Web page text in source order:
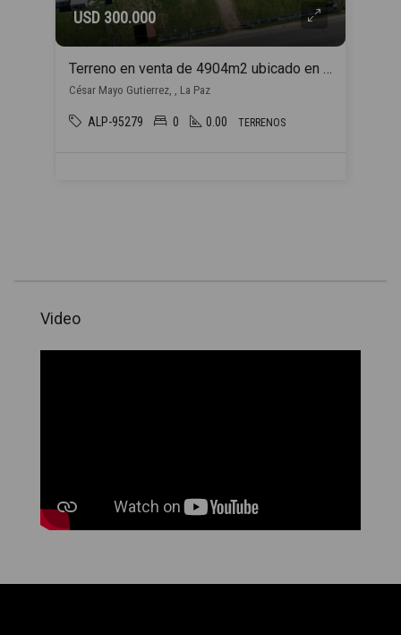
USD 300.000
Terreno en venta de 4904m2 ubicado en La Paz
César Mayo Gutierrez, , La Paz
ALP-95279 0 0.00 TERRENOS
Video